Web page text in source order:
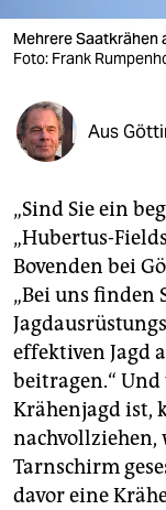
verlag
verlag
veranstaltungen
shop
unterstützen
abo
genossenschaft
epaper login
Mehrere Saatkrähen
Foto: Frank
Aus
„Sind Sie ein
„Hubertus-
Bovenden bei
„Bei uns finden
effektiven Jagd
beitragen.“ Und
Krähenjagd ist,
nachvollziehen,
Tarnschirm
davor eine